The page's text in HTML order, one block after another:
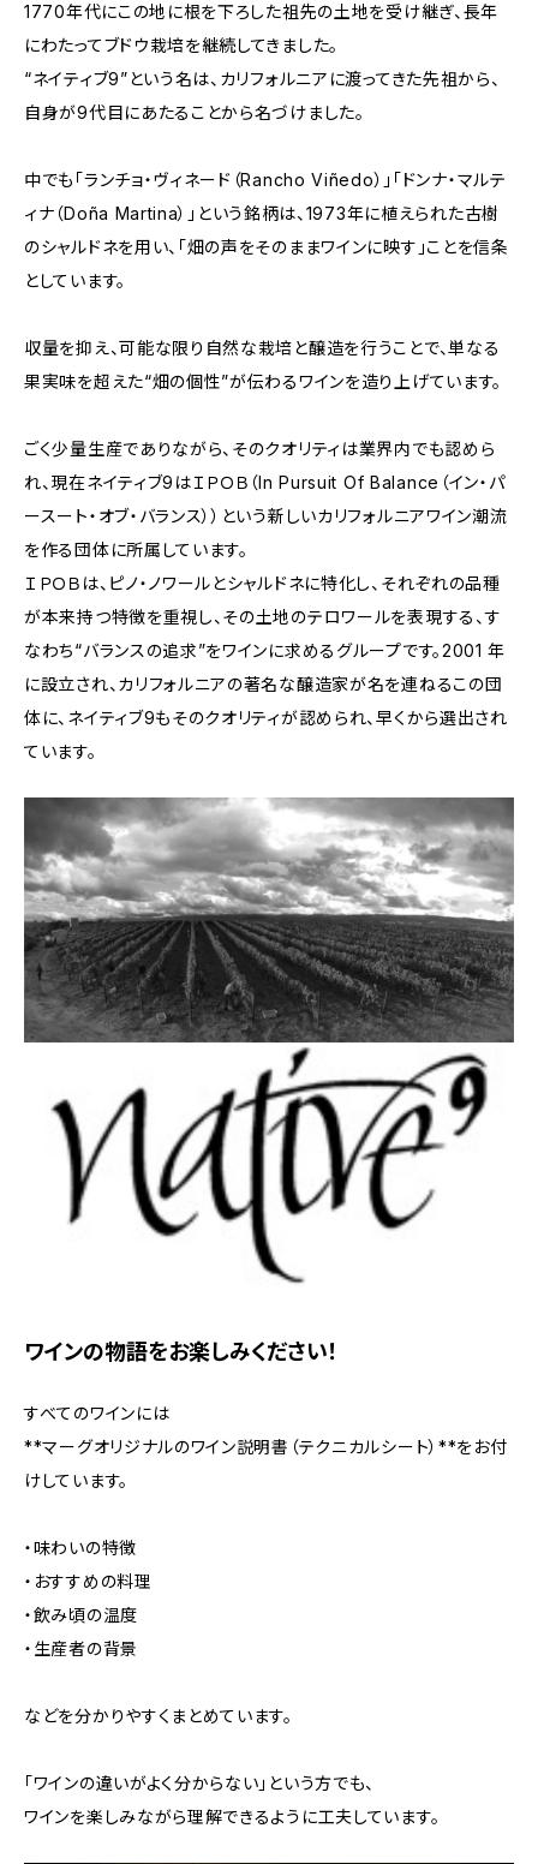
1770年代にこの地に根を下ろした祖先の土地を受け継ぎ、長年
にわたってブドウ栽培を継続してきました。
“ネイティブ9”という名は、カリフォルニアに渡ってきた先祖から、
自身が9代目にあたることから名づけました。
中でも「ランチョ・ヴィネード（Rancho Viñedo）」「ドンナ・マルテ
ィナ（Doña Martina）」という銘柄は、1973年に植えられた古樹
のシャルドネを用い、「畑の声をそのままワインに映す」ことを信条
としています。
収量を抑え、可能な限り自然な栽培と醸造を行うことで、単なる
果実味を超えた“畑の個性”が伝わるワインを造り上げています。
ごく少量生産でありながら、そのクオリティは業界内でも認めら
れ、現在ネイティブ9はＩＰＯＢ（In Pursuit Of Balance（イン・パ
ースート・オブ・バランス））という新しいカリフォルニアワイン潮流
を作る団体に所属しています。
ＩＰＯＢは、ピノ・ノワールとシャルドネに特化し、それぞれの品種
が本来持つ特徴を重視し、その土地のテロワールを表現する、す
なわち“バランスの追求”をワインに求めるグループです。2001 年
に設立され、カリフォルニアの著名な醸造家が名を連ねるこの団
体に、ネイティブ9もそのクオリティが認められ、早くから選出され
ています。
ワインの物語をお楽しみください！
すべてのワインには
**マーグオリジナルのワイン説明書（テクニカルシート）**をお付
けしています。
・味わいの特徴
・おすすめの料理
・飲み頃の温度
・生産者の背景
などを分かりやすくまとめています。
「ワインの違いがよく分からない」という方でも、
ワインを楽しみながら理解できるように工夫しています。